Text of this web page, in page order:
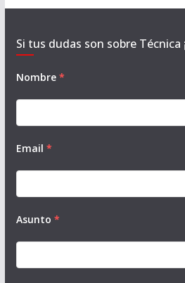
Si tus dudas son sobre Técnica
Nombre *
Email *
Asunto *